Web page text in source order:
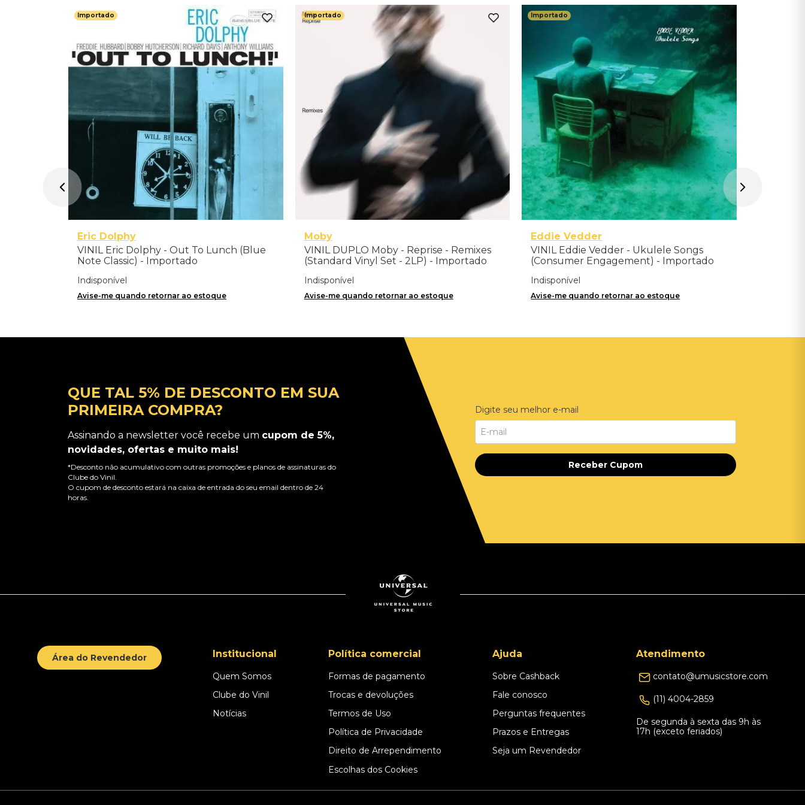
Importado
Eric Dolphy
VINIL Eric Dolphy - Out To Lunch (Blue
Note Classic) - Importado
Indisponível
Avise-me quando retornar ao estoque
Importado
Moby
VINIL DUPLO Moby - Reprise - Remixes
(Standard Vinyl Set - 2LP) - Importado
Indisponível
Avise-me quando retornar ao estoque
Importado
Eddie Vedder
VINIL Eddie Vedder - Ukulele Songs
(Consumer Engagement) - Importado
Indisponível
Avise-me quando retornar ao estoque
QUE TAL 5% DE DESCONTO EM SUA
PRIMEIRA COMPRA?
Assinando a newsletter você recebe um cupom de 5%,
novidades, ofertas e muito mais!
*Desconto não acumulativo com outras promoções e planos de assinaturas do
Clube do Vinil.
O cupom de desconto estará na caixa de entrada do seu email dentro de 24
horas.
Digite seu melhor e-mail
Receber Cupom
Área do Revendedor Institucional
Quem Somos
Clube do Vinil
Notícias
Política comercial
Formas de pagamento
Trocas e devoluções
Termos de Uso
Política de Privacidade
Direito de Arrependimento
Escolhas dos Cookies
Ajuda
Sobre Cashback
Fale conosco
Perguntas frequentes
Prazos e Entregas
Seja um Revendedor
Atendimento
contato@umusicstore.com
(11) 4004-2859
De segunda à sexta das 9h às
17h (exceto feriados)